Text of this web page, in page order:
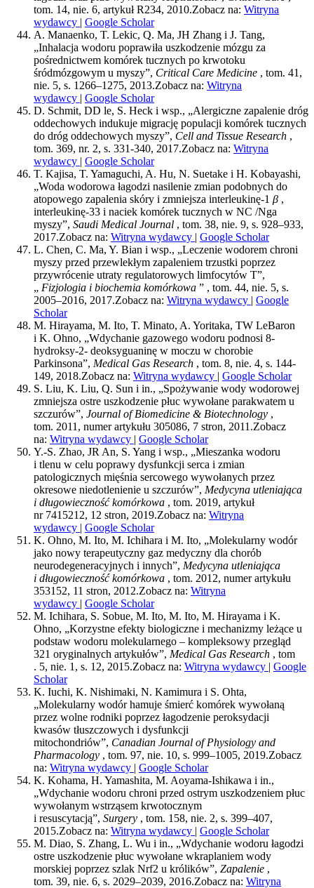
tom. 14, nie. 6, artykuł R234, 2010.Zobacz na: Witryna
wydawcy | Google Scholar
A. Manaenko, T. Lekic, Q. Ma, JH Zhang i J. Tang,
„Inhalacja wodoru poprawiła uszkodzenie mózgu za
pośrednictwem komórek tucznych po krwotoku
śródmózgowym u myszy”, Critical Care Medicine , tom. 41,
nie. 5, s. 1266–1275, 2013.Zobacz na: Witryna
wydawcy | Google Scholar
D. Schmit, DD le, S. Heck i wsp., „Alergiczne zapalenie dróg
oddechowych indukuje migrację populacji komórek tucznych
do dróg oddechowych myszy”, Cell and Tissue Research ,
tom. 369, nr. 2, s. 331-340, 2017.Zobacz na: Witryna
wydawcy | Google Scholar
T. Kajisa, T. Yamaguchi, A. Hu, N. Suetake i H. Kobayashi,
„Woda wodorowa łagodzi nasilenie zmian podobnych do
atopowego zapalenia skóry i zmniejsza interleukinę-1 β ,
interleukinę-33 i naciek komórek tucznych w NC /Nga
myszy”, Saudi Medical Journal , tom. 38, nie. 9, s. 928–933,
2017.Zobacz na: Witryna wydawcy | Google Scholar
L. Chen, C. Ma, Y. Bian i wsp., „Leczenie wodorem chroni
myszy przed przewlekłym zapaleniem trzustki poprzez
przywrócenie utraty regulatorowych limfocytów T”,
„ Fizjologia i biochemia komórkowa ” , tom. 44, nie. 5, s.
2005–2016, 2017.Zobacz na: Witryna wydawcy | Google
Scholar
M. Hirayama, M. Ito, T. Minato, A. Yoritaka, TW LeBaron
i K. Ohno, „Wdychanie gazowego wodoru podnosi 8-
hydroksy-2- deoksyguaninę w moczu w chorobie
Parkinsona”, Medical Gas Research , tom. 8, nie. 4, s. 144-
149, 2018.Zobacz na: Witryna wydawcy | Google Scholar
S. Liu, K. Liu, Q. Sun i in., „Spożywanie wody wodorowej
zmniejsza ostre uszkodzenie płuc wywołane parakwatem u
szczurów”, Journal of Biomedicine & Biotechnology ,
tom. 2011, numer artykułu 305086, 7 stron, 2011.Zobacz
na: Witryna wydawcy | Google Scholar
Y.-S. Zhao, JR An, S. Yang i wsp., „Mieszanka wodoru
i tlenu w celu poprawy dysfunkcji serca i zmian
patologicznych mięśnia sercowego wywołanych przez
okresowe niedotlenienie u szczurów”, Medycyna utleniająca
i długowieczność komórkowa , tom. 2019, artykuł
nr 7415212, 12 stron, 2019.Zobacz na: Witryna
wydawcy | Google Scholar
K. Ohno, M. Ito, M. Ichihara i M. Ito, „Molekularny wodór
jako nowy terapeutyczny gaz medyczny dla chorób
neurodegeneracyjnych i innych”, Medycyna utleniająca
i długowieczność komórkowa , tom. 2012, numer artykułu
353152, 11 stron, 2012.Zobacz na: Witryna
wydawcy | Google Scholar
M. Ichihara, S. Sobue, M. Ito, M. Ito, M. Hirayama i K.
Ohno, „Korzystne efekty biologiczne i mechanizmy leżące u
podstaw wodoru molekularnego – kompleksowy przegląd
321 oryginalnych artykułów”, Medical Gas Research , tom
. 5, nie. 1, s. 12, 2015.Zobacz na: Witryna wydawcy | Google
Scholar
K. Iuchi, K. Nishimaki, N. Kamimura i S. Ohta,
„Molekularny wodór hamuje śmierć komórek wywołaną
przez wolne rodniki poprzez łagodzenie peroksydacji
kwasów tłuszczowych i dysfunkcji
mitochondriów”, Canadian Journal of Physiology and
Pharmacology , tom. 97, nie. 10, s. 999–1005, 2019.Zobacz
na: Witryna wydawcy | Google Scholar
K. Kohama, H. Yamashita, M. Aoyama-Ishikawa i in.,
„Wdychanie wodoru chroni przed ostrym uszkodzeniem płuc
wywołanym wstrząsem krwotocznym
i resuscytacją”, Surgery , tom. 158, nie. 2, s. 399–407,
2015.Zobacz na: Witryna wydawcy | Google Scholar
M. Diao, S. Zhang, L. Wu i in., „Wdychanie wodoru łagodzi
ostre uszkodzenie płuc wywołane wkraplaniem wody
morskiej poprzez szlak Nrf2 u królików”, Zapalenie ,
tom. 39, nie. 6, s. 2029–2039, 2016.Zobacz na: Witryna